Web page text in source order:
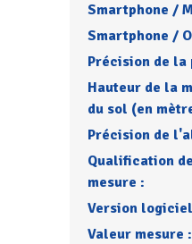
Smartphone /
Smartphone /
Précision de la
Hauteur de la
du sol (en
Précision de
Qualification
mesure :
Version
Valeur mesure :